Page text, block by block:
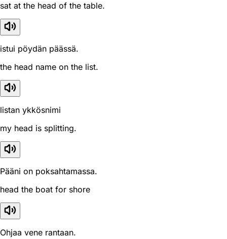
sat at the head of the table.
istui pöydän päässä.
the head name on the list.
listan ykkösnimi
my head is splitting.
Pääni on poksahtamassa.
head the boat for shore
Ohjaa vene rantaan.